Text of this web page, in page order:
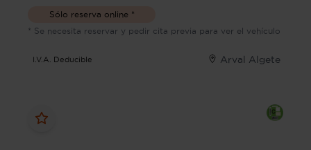
Sólo reserva online *
* Se necesita reservar y pedir cita previa para ver el vehículo
I.V.A. Deducible Arval Algete